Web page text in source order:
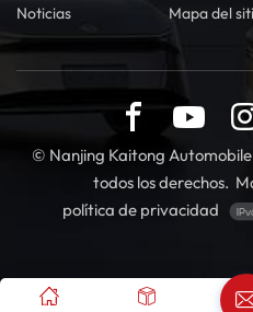
Noticias
Mapa del
© Nanjing Kaitong
todos los derechos.
política de privacidad